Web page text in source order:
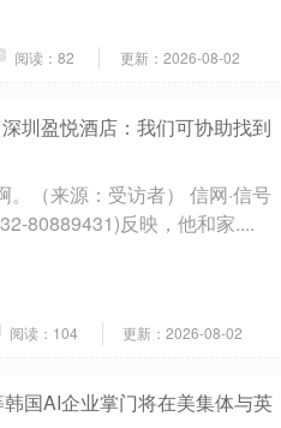
阅读：82 更新：2026-08-02
圳盈悦酒店：我们可协助找到
（来源：受访者） 信网·信号
80889431)反映，他和家....
阅读：104 更新：2026-08-02
国AI企业掌门将在美集体与英